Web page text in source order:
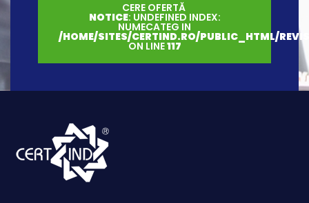
CERE OFERTĂ
NOTICE: UNDEFINED INDEX:
NUMECATEG IN
/HOME/SITES/CERTIND.RO/PUBLIC_HTML/
ON LINE117